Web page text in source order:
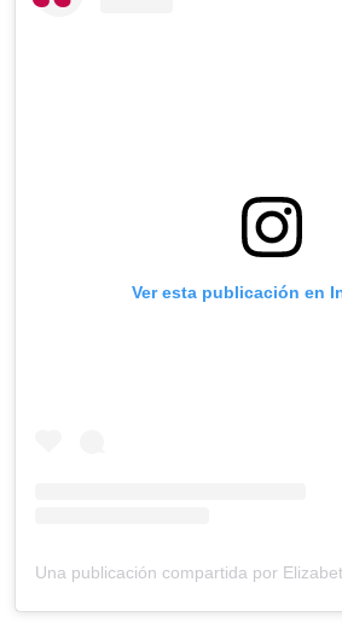
Ver esta publicación en